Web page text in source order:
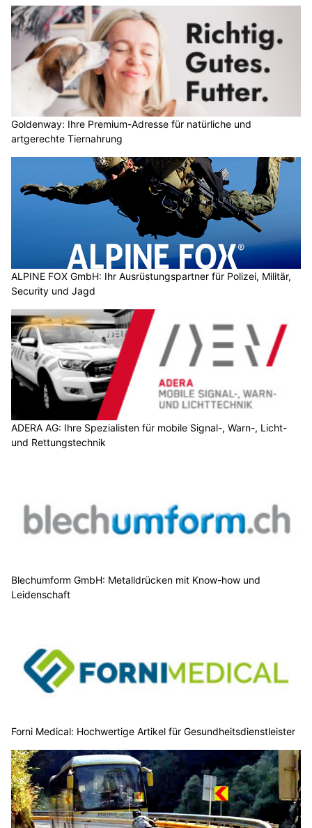
Goldenway: Ihre Premium-Adresse für natürliche und
artgerechte Tiernahrung
ALPINE FOX GmbH: Ihr Ausrüstungspartner für Polizei, Militär,
Security und Jagd
ADERA AG: Ihre Spezialisten für mobile Signal-, Warn-, Licht-
und Rettungstechnik
Blechumform GmbH: Metalldrücken mit Know-how und
Leidenschaft
Forni Medical: Hochwertige Artikel für Gesundheitsdienstleister